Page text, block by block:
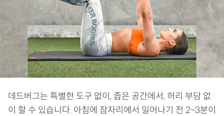
데드버그는 특별한 도구 없이, 좁은 공간에서, 허리 부담 없
이 할 수 있습니다. 아침에 잠자리에서 일어나기 전 2~3분이